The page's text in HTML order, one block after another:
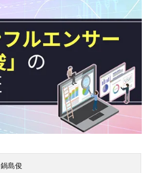
鍋島俊